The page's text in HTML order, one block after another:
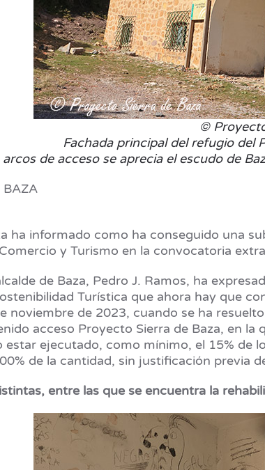
©
Fachada principal del refugio del
de acceso se aprecia el escudo de
BAZA
ha informado como ha conseguido una
y Turismo en la convocatoria
de Baza, Pedro J. Ramos, ha
Turística que ahora hay que
noviembre de 2023, cuando se ha
acceso Proyecto Sierra de Baza, en
ejecutado, como mínimo, el 15% de
de la cantidad, sin justificación previa
entre las que se encuentra la